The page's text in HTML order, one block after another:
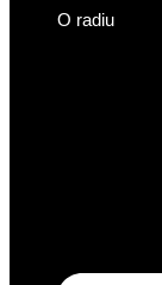
O radiu